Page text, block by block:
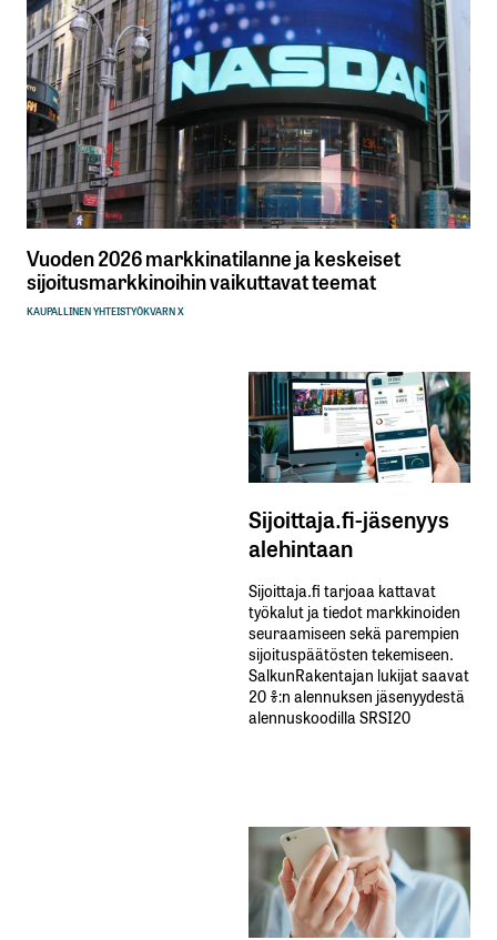
Vuoden 2026 markkinatilanne ja keskeiset
sijoitusmarkkinoihin vaikuttavat teemat
KAUPALLINEN YHTEISTYÖKVARN X
Sijoittaja.fi-jäsenyys
alehintaan
Sijoittaja.fi tarjoaa kattavat
työkalut ja tiedot markkinoiden
seuraamiseen sekä parempien
sijoituspäätösten tekemiseen.
SalkunRakentajan lukijat saavat
20 %:n alennuksen jäsenyydestä
alennuskoodilla SRSI20